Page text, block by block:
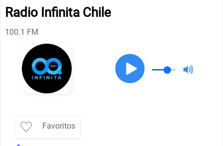
Radio Infinita Chile
100.1 FM
Favoritos